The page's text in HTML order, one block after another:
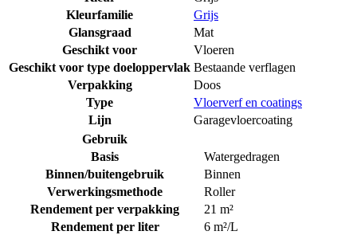
Kleurfamilie
Grijs
Glansgraad
Mat
Geschikt voor
Vloeren
Geschikt voor type doeloppervlak Bestaande verflagen
Verpakking
Doos
Type
Vloerverf en coatings
Lijn
Garagevloercoating
Gebruik
Basis
Watergedragen
Binnen/buitengebruik
Binnen
Verwerkingsmethode
Roller
Rendement per verpakking
21 m²
Rendement per liter
6 m²/L